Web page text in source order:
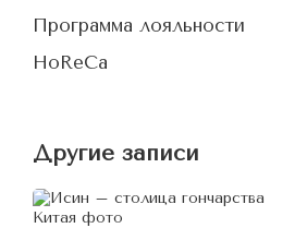
Программа лояльности
HoReCa
Другие записи